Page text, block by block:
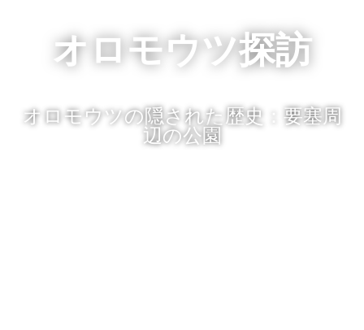
オロモウツ探訪
オロモウツの隠された歴史：要塞周
辺の公園